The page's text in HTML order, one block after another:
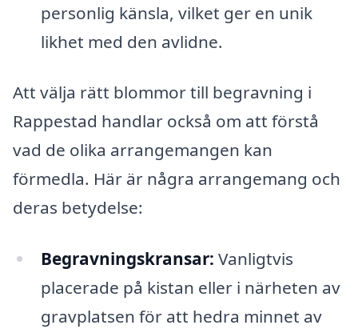
personlig känsla, vilket ger en unik
likhet med den avlidne.
Att välja rätt blommor till begravning i
Rappestad handlar också om att förstå
vad de olika arrangemangen kan
förmedla. Här är några arrangemang och
deras betydelse:
Begravningskransar: Vanligtvis
placerade på kistan eller i närheten av
gravplatsen för att hedra minnet av